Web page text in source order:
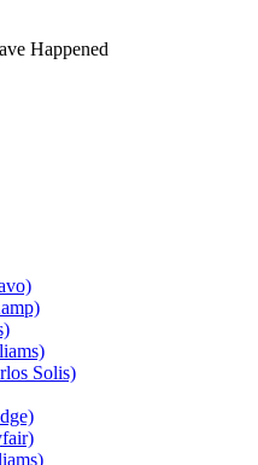
Happened
Solis)